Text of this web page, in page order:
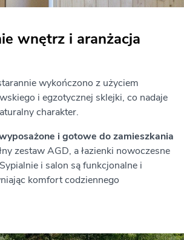
wnętrz i aranżacja
wykończono z użyciem
i egzotycznej sklejki, co nadaje
charakter.
i gotowe do zamieszkania
zestaw AGD, a łazienki nowoczesne
i salon są funkcjonalne i
komfort codziennego